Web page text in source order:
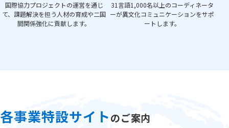
国際協力プロジェクトの運営を通じ
て、課題解決を担う人材の育成や二国
間関係強化に貢献します。
31言語1,000名以上のコーディネータ
ーが異文化コミュニケーションをサポ
ートします。
各事業特設サイトのご案内